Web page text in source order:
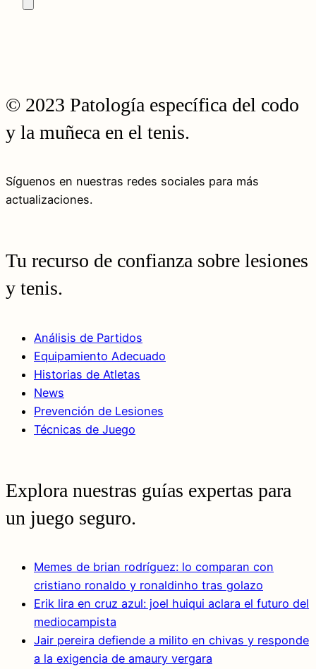
© 2023 Patología específica del codo
y la muñeca en el tenis.
Síguenos en nuestras redes sociales para más
actualizaciones.
Tu recurso de confianza sobre lesiones
y tenis.
Análisis de Partidos
Equipamiento Adecuado
Historias de Atletas
News
Prevención de Lesiones
Técnicas de Juego
Explora nuestras guías expertas para
un juego seguro.
Memes de brian rodríguez: lo comparan con
cristiano ronaldo y ronaldinho tras golazo
Erik lira en cruz azul: joel huiqui aclara el futuro del
mediocampista
Jair pereira defiende a milito en chivas y responde
a la exigencia de amaury vergara